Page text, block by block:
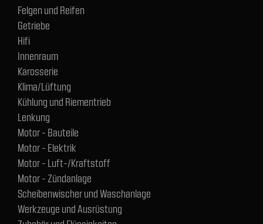
Felgen und Reifen
Getriebe
Hifi
Innenraum
Karosserie
Klima/Lüftung
Kühlung und Riementrieb
Lenkung
Motor - Bauteile
Motor - Elektrik
Motor - Luft-/Kraftstoff
Motor - Zündanlage
Scheibenwischer und Waschanlage
Werkzeuge und Ausrüstung